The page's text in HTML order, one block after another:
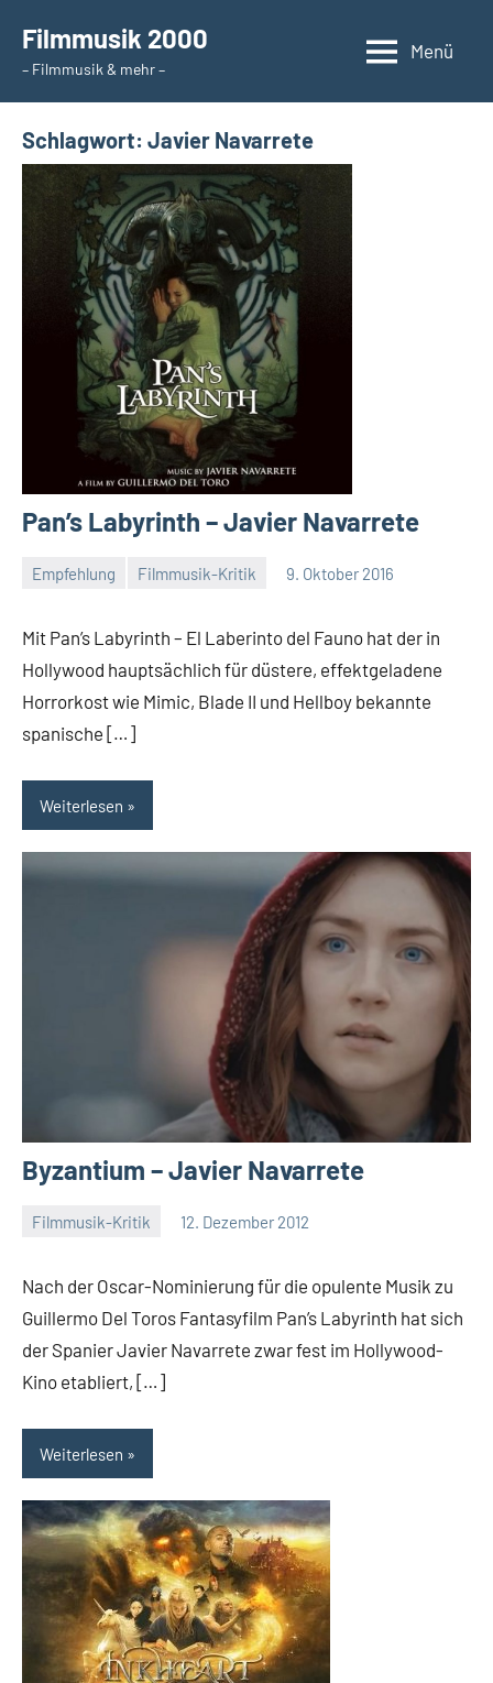
Inhalt
springen
Filmmusik 2000
– Filmmusik & mehr –
Menü
Schlagwort: Javier Navarrete
Pan’s Labyrinth – Javier Navarrete
Empfehlung Filmmusik-Kritik 9. Oktober 2016
Mit Pan’s Labyrinth – El Laberinto del Fauno hat der in
Hollywood hauptsächlich für düstere, effektgeladene
Horrorkost wie Mimic, Blade II und Hellboy bekannte
spanische […]
Weiterlesen
Byzantium – Javier Navarrete
Filmmusik-Kritik 12. Dezember 2012
Nach der Oscar-Nominierung für die opulente Musik zu
Guillermo Del Toros Fantasyfilm Pan’s Labyrinth hat sich
der Spanier Javier Navarrete zwar fest im Hollywood-
Kino etabliert, […]
Weiterlesen